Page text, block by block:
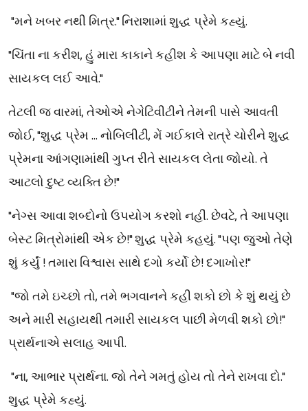
"મને ખબર નથી મિત્ર." નિરાશામાં શુદ્ધ પ્રેમે કહ્યું.
"ચિંતા ના કરીશ, હું મારા કાકાને કહીશ કે આપણા માટે બે નવી
સાયકલ લઈ આવે."
તેટલી જ વારમાં, તેઓએ નેગેટિવીટીને તેમની પાસે આવતી
જોઈ, "શુદ્ધ પ્રેમ ... નોબિલીટી, મેં ગઈકાલે રાત્રે ચોરીને શુદ્ધ
પ્રેમના આંગણામાંથી ગુપ્ત રીતે સાયકલ લેતા જોયો. તે
આટલો દુષ્ટ વ્યક્તિ છે!"
"નેગ્સ આવા શબ્દોનો ઉપયોગ કરશો નહીં. છેવટે, તે આપણા
બેસ્ટ મિત્રોમાંથી એક છે!" શુદ્ધ પ્રેમે કહયું. "પણ જુઓ તેણે
શું કર્યું ! તમારા વિશ્વાસ સાથે દગો કર્યો છે! દગાખોર!"
"જો તમે ઇચ્છો તો, તમે ભગવાનને કહી શકો છો કે શું થયું છે
અને મારી સહાયથી તમારી સાયકલ પાછી મેળવી શકો છો!"
પ્રાર્થનાએ સલાહ આપી.
"ના, આભાર પ્રાર્થના. જો તેને ગમતું હોય તો તેને રાખવા દો."
શુદ્ધ પ્રેમે કહ્યું.